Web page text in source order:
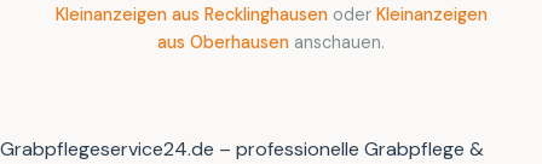
Kleinanzeigen aus Recklinghausenoder Kleinanzeigen
aus Oberhausen anschauen.
Grabpflegeservice24.de – professionelle Grabpflege &